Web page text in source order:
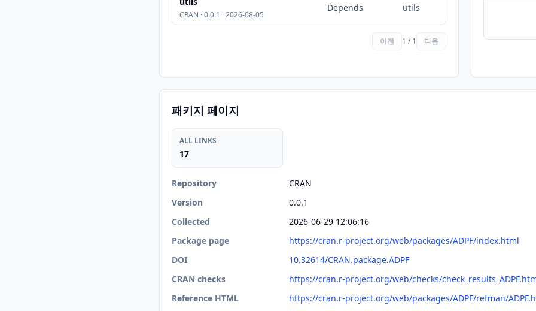
CRAN · 0.0.1 · 2026-08-05
Depends utils
이전 1 / 1 다음
패키지 페이지
ALL LINKS
17
Repository
CRAN
Version
0.0.1
Collected
2026-06-29 12:06:16
Package page
https://cran.r-project.org/web/packages/ADPF/index.html
DOI
10.32614/CRAN.package.ADPF
CRAN checks
https://cran.r-project.org/web/checks/
Reference HTML
https://cran.r-project.org/web/packages/ADPF/refman/